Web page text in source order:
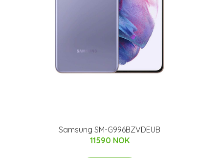
Samsung SM-G996BZVDEUB
11590 NOK